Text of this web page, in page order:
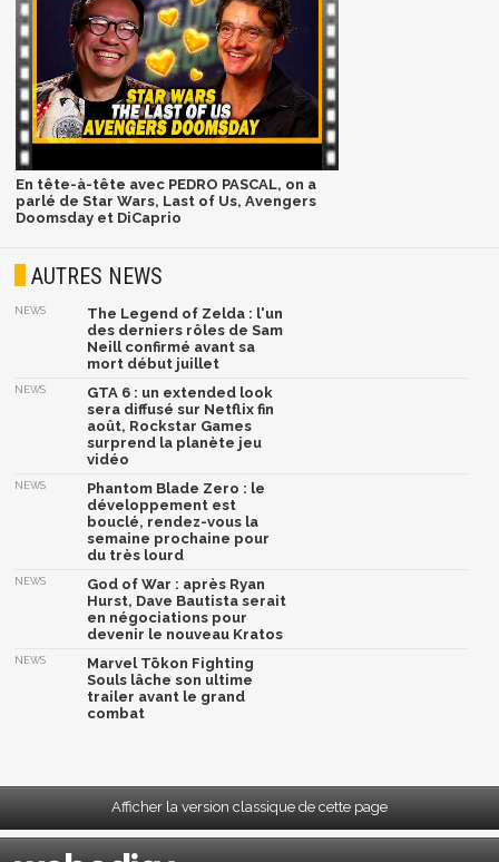
En tête-à-tête avec PEDRO PASCAL, on a
parlé de Star Wars, Last of Us, Avengers
Doomsday et DiCaprio
AUTRES NEWS
NEWS
The Legend of Zelda : l'un
des derniers rôles de Sam
Neill confirmé avant sa
mort début juillet
NEWS
GTA 6 : un extended look
sera diffusé sur Netflix fin
août, Rockstar Games
surprend la planète jeu
vidéo
NEWS
Phantom Blade Zero : le
développement est
bouclé, rendez-vous la
semaine prochaine pour
du très lourd
NEWS
God of War : après Ryan
Hurst, Dave Bautista serait
en négociations pour
devenir le nouveau Kratos
NEWS
Marvel Tōkon Fighting
Souls lâche son ultime
trailer avant le grand
combat
Afficher la version classique de cette page